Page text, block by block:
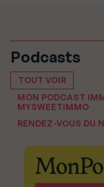
Podcasts
TOUT VOIR
MON PODCAST
MYSWEETIMMO
RENDEZ-VOUS DU